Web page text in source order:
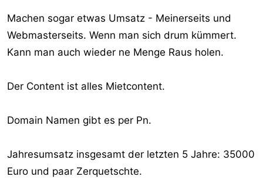
e
Machen sogar etwas Umsatz - Meinerseits und
Webmasterseits. Wenn man sich drum kümmert.
Kann man auch wieder ne Menge Raus holen.
Der Content ist alles Mietcontent.
Domain Namen gibt es per Pn.
Jahresumsatz insgesamt der letzten 5 Jahre: 35000
Euro und paar Zerquetschte.